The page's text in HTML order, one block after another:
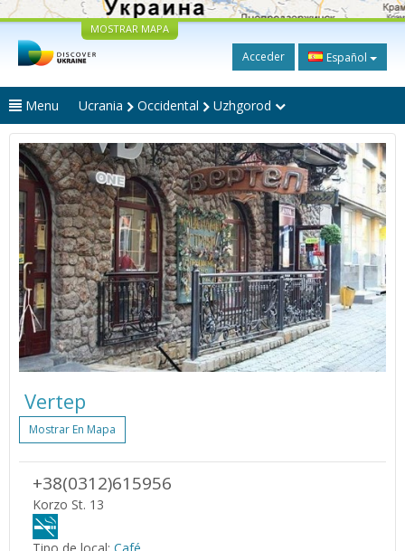
MOSTRAR MAPA
Acceder Español
Menu Ucrania Occidental Uzhgorod
Vertep
Mostrar En Mapa
+38(0312)615956
Korzo St. 13
Tipo de local: Café